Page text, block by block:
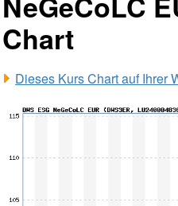
Chart
Dieses Kurs Chart auf Ihrer